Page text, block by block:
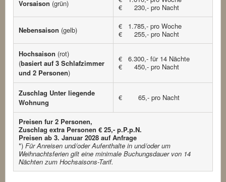
Vorsaison (grün)
€ 230,- pro Nacht
Nebensaison (gelb)
€ 1.785,- pro Woche
€ 255,- pro Nacht
Hochsaison (rot)
(basiert auf 3 Schlafzimmer
und 2 Personen)
€ 6.300,- für 14 Nächte
€ 450,- pro Nacht
Zuschlag Unter liegende
Wohnung
€ 65,- pro Nacht
Preisen fur 2 Personen,
Zuschlag extra Personen € 25,- p.P.p.N.
Preisen ab 3. Januar 2028 auf Anfrage
*) Für Anreisen und/oder Aufenthalte in und/oder um
Weihnachtsferien gilt eine minimale Buchungsdauer von 14
Nächten zum Hochsaisons-Tarif.